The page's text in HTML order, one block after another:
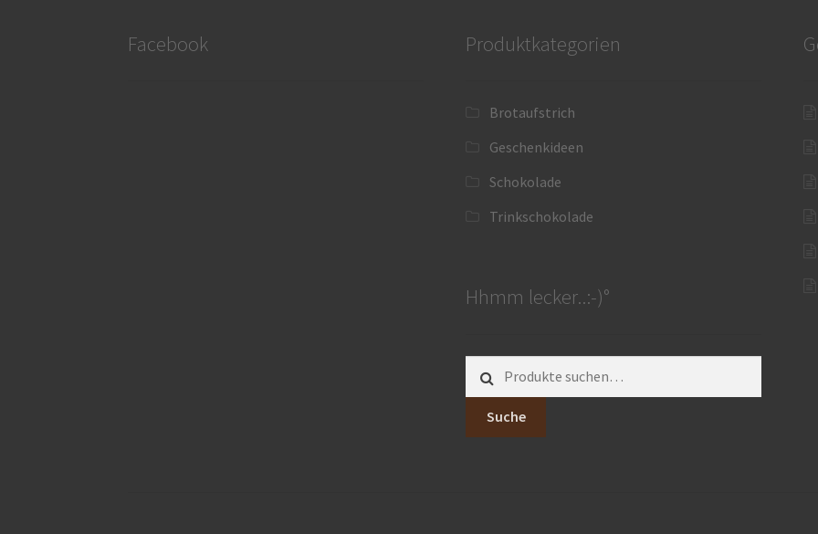
Facebook Produktkategorien
Brotaufstrich
Geschenkideen
Schokolade
Trinkschokolade
Hhmm lecker..:-)°
nach:
Suche